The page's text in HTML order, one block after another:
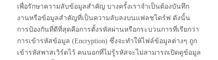
เพื่อรักษาความลับข้อมูลสำคัญ บางครั้งเราจำเป็นต้องบันทึก
งานหรือข้อมูลสำคัญที่เป็นความลับลงบนแฟลชไดร์ฟ ดังนั้น
การป้องกันที่ดีที่สุดคือการตั้งรหัสผ่านหรือกระบวนการที่เรียกว่า
การเข้ารหัสข้อมูล (Encryption) ซึ่งจะทำให้ไฟล์ข้อมูลต่างๆ ถูก
เข้ารหัสพาสเวิร์ดไว้ คนนอกที่ไม่รู้รหัสจะไม่สามารถเปิดดูข้อมูล